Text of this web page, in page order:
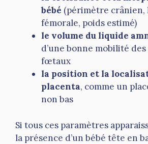
bébé (périmètre
fémorale, poids estimé)
le volume du liquide
d’une bonne mobilité
fœtaux
la position et la
placenta, comme un
non bas
Si tous ces paramètres
la présence d’un bébé tête en